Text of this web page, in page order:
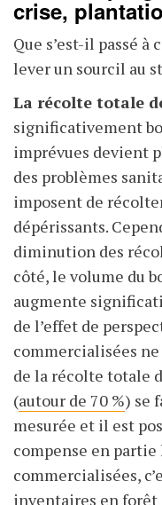
crise,
Que s’est-il passé
lever un sourcil au
La récolte totale
significativement
imprévues devient
des problèmes
imposent de
dépérissants.
diminution des
côté, le volume du
augmente
de l’effet de
commercialisées
de la récolte totale
(autour de 70 %) se
mesurée et il est
compense en partie
commercialisées,
inventaires en forêt